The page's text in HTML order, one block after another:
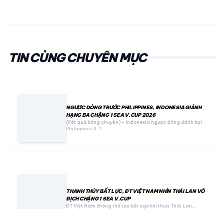
TIN CÙNG CHUYÊN MỤC
NGƯỢC DÒNG TRƯỚC PHILIPPINES, INDONESIA GIÀNH
HẠNG BA CHẶNG 1 SEA V.CUP 2026
(Kết quả bóng chuyền) – Indonesia ngược dòng đánh bại
Philippines 3-1…
THANH THÚY BẤT LỰC, ĐT VIỆT NAM NHÌN THÁI LAN VÔ
ĐỊCH CHẶNG 1 SEA V.CUP
ĐT Việt Nam không thể tạo bất ngờ khi thua Thái Lan…